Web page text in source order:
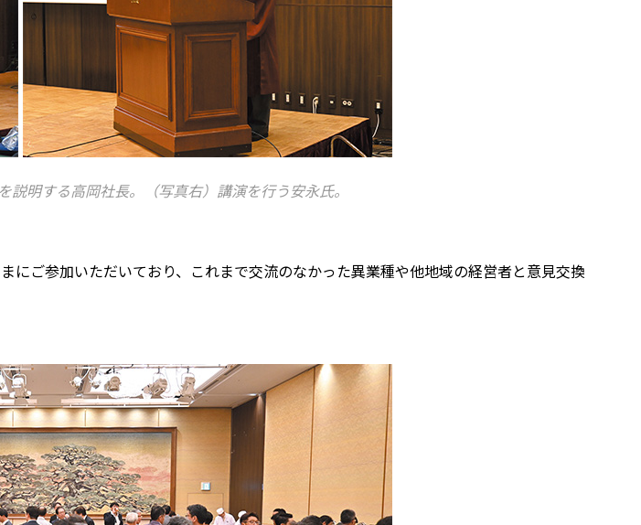
説明する高岡社長。（写真右）講演を行う安永氏。
ご参加いただいており、これまで交流のなかった異業種や他地域の経営者と意見交換